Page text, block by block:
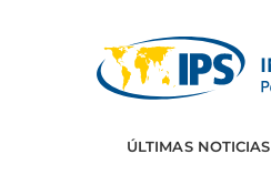
ÚLTIMAS NOTICIAS